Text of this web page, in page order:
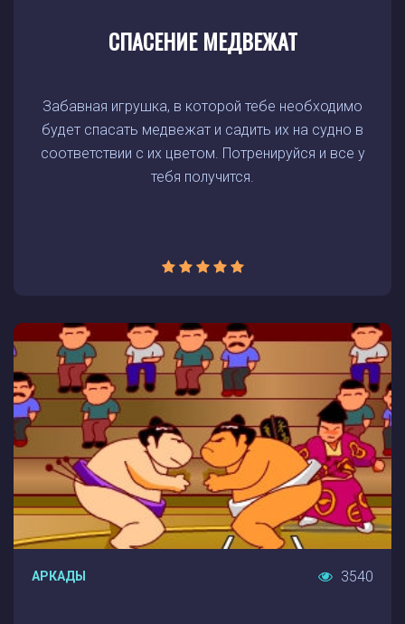
СПАСЕНИЕ МЕДВЕЖАТ
Забавная игрушка, в которой тебе необходимо
будет спасать медвежат и садить их на судно в
соответствии с их цветом. Потренируйся и все у
тебя получится.
АРКАДЫ 3540